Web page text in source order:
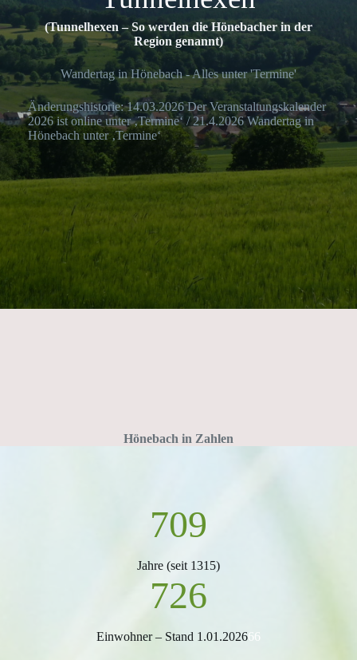
(Tunnelhexen – So werden die Hönebacher in der
Region genannt)
Wandertag in Hönebach - Alles unter 'Termine'
Änderungshistorie: 14.03.2026 Der Veranstaltungskalender
2026 ist online unter ‚Termine‘ / 21.4.2026 Wandertag in
Hönebach unter ‚Termine‘
Hönebach in Zahlen
709
Jahre (seit 1315)
726
Einwohner – Stand 1.01.202666